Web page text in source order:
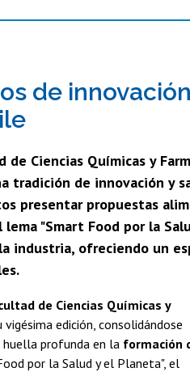
de
de
Ciencias Químicas y
tradición de innovación y
presentar propuestas
"Smart Food por la
industria, ofreciendo un
de Ciencias Químicas y
edición, consolidándose
huella profunda en la formación
por la Salud y el Planeta", el